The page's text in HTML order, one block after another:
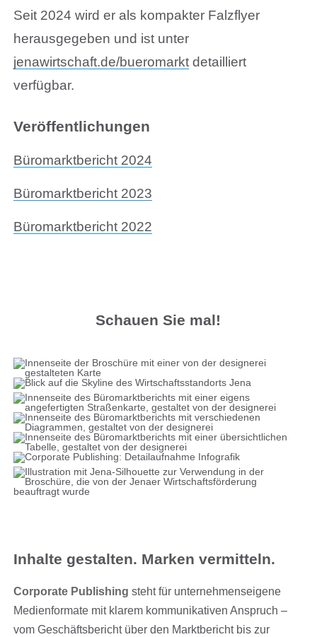
Seit 2024 wird er als kompakter Falzflyer
herausgegeben und ist unter
jenawirtschaft.de/bueromarktdetailliert
verfügbar.
Veröffentlichungen
Büromarktbericht 2024
Büromarktbericht 2023
Büromarktbericht 2022
Schauen Sie mal!
Inhalte gestalten. Marken vermitteln.
Corporate Publishing steht für unternehmenseigene
Medienformate mit klarem kommunikativen Anspruch –
vom Geschäftsbericht über den Marktbericht bis zur